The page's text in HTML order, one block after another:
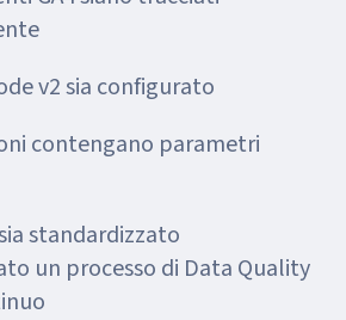
v2 sia configurato
contengano parametri
standardizzato
un processo di Data Quality